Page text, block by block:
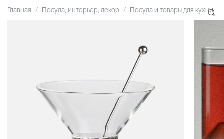
Главная Посуда, интерьер, декор Посуда и товары для кухни